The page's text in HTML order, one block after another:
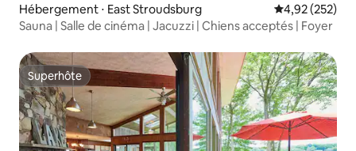
Hébergement ⋅ East Stroudsburg Évaluation
4,92 (252)
Sauna | Salle de cinéma | Jacuzzi | Chiens acceptés | Foyer
Superhôte
Superhôte